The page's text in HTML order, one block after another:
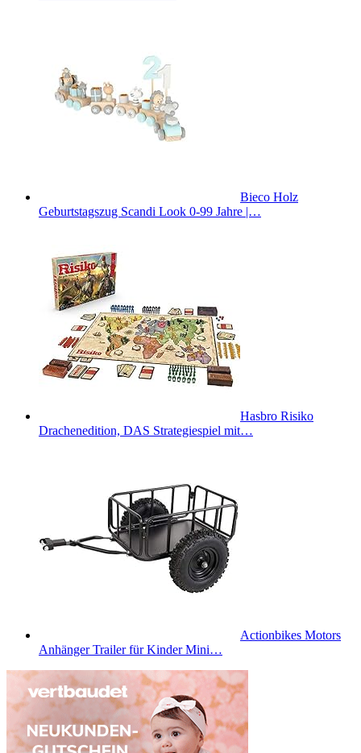
Bieco Holz
Geburtstagszug Scandi Look 0-99 Jahre |…
Hasbro Risiko
Drachenedition, DAS Strategiespiel mit…
Actionbikes Motors
Anhänger Trailer für Kinder Mini…